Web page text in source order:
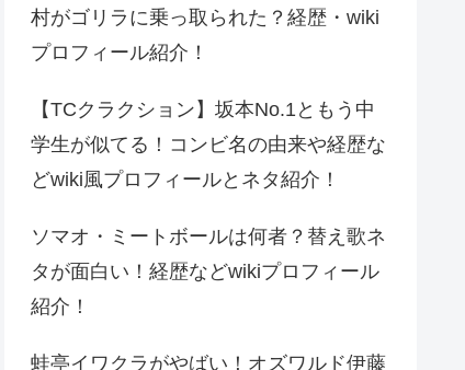
村がゴリラに乗っ取られた？経歴・wiki
プロフィール紹介！
【TCクラクション】坂本No.1ともう中
学生が似てる！コンビ名の由来や経歴な
どwiki風プロフィールとネタ紹介！
ソマオ・ミートボールは何者？替え歌ネ
タが面白い！経歴などwikiプロフィール
紹介！
蛙亭イワクラがやばい！オズワルド伊藤